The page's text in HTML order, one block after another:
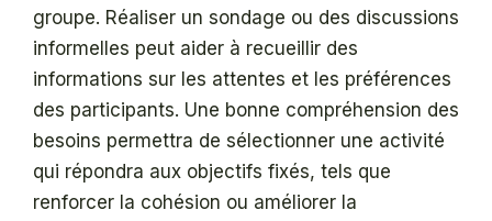
groupe. Réaliser un sondage ou des discussions
informelles peut aider à recueillir des
informations sur les attentes et les préférences
des participants. Une bonne compréhension des
besoins permettra de sélectionner une activité
qui répondra aux objectifs fixés, tels que
renforcer la cohésion ou améliorer la